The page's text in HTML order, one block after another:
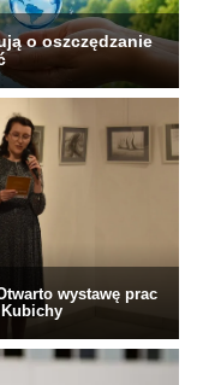
o oszczędzanie
wystawę prac